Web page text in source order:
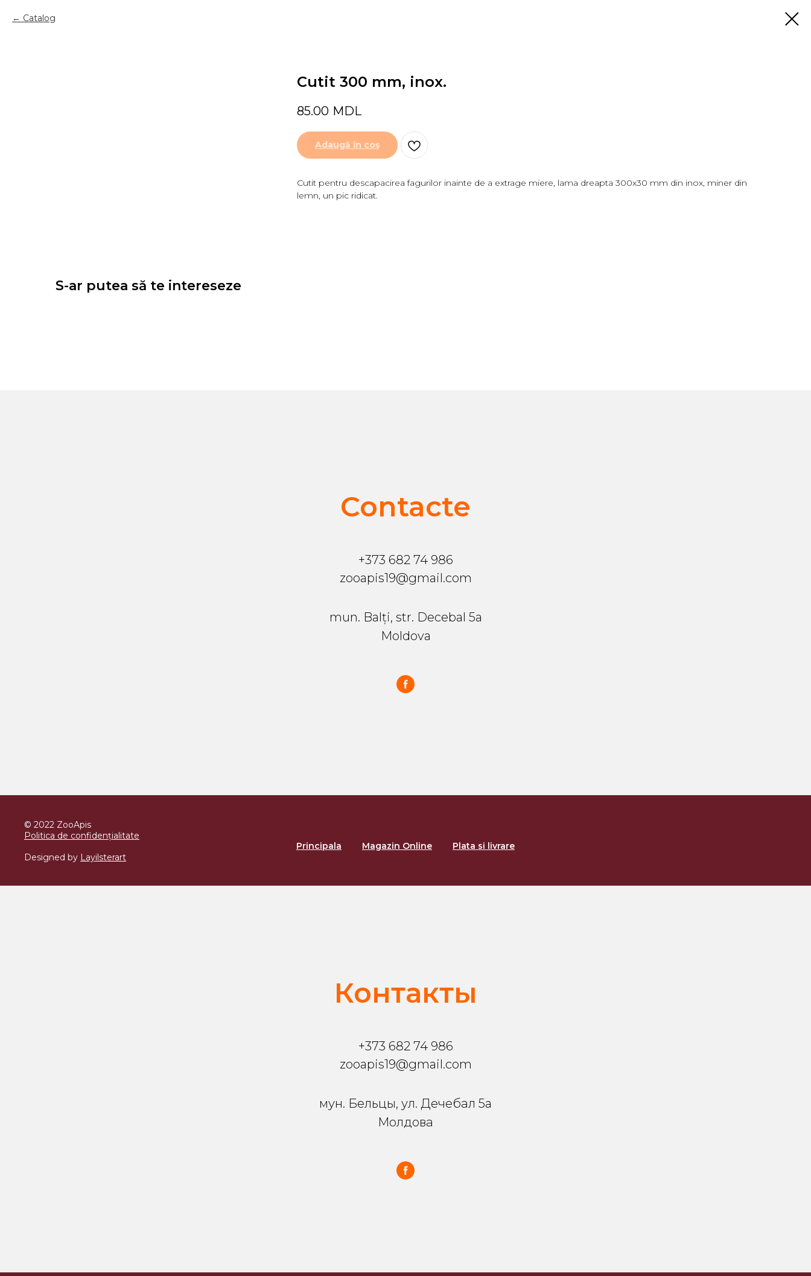
Catalog
Cutit 300 mm, inox.
85.00 MDL
Adaugă în coş
Cutit pentru descapacirea fagurilor inainte de a extrage miere, lama dreapta 300х30 mm din inox, miner din
lemn, un pic ridicat.
S-ar putea să te intereseze
Contacte
+373 682 74 986
zooapis19@gmail.com
mun. Balți, str. Decebal 5a
Moldova
© 2022 ZooApis
Politica de confidențialitate
Designed by Layilsterart
Principala Magazin Online Plata si livrare
Контакты
+373 682 74 986
zooapis19@gmail.com
мун. Бельцы, ул. Дечебал 5a
Молдова